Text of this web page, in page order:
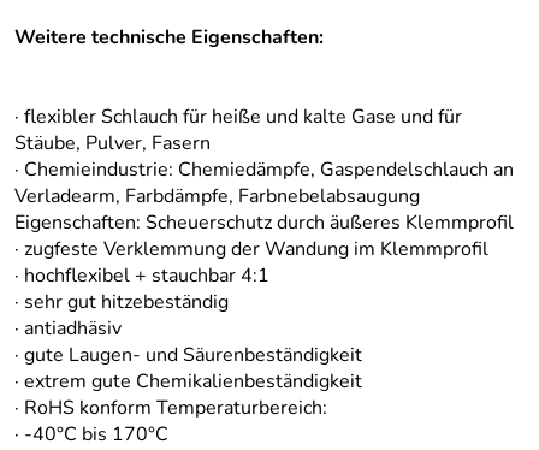
Weitere technische Eigenschaften:
· flexibler Schlauch für heiße und kalte Gase und für
Stäube, Pulver, Fasern
· Chemieindustrie: Chemiedämpfe, Gaspendelschlauch an
Verladearm, Farbdämpfe, Farbnebelabsaugung
Eigenschaften: Scheuerschutz durch äußeres Klemmprofil
· zugfeste Verklemmung der Wandung im Klemmprofil
· hochflexibel + stauchbar 4:1
· sehr gut hitzebeständig
· antiadhäsiv
· gute Laugen- und Säurenbeständigkeit
· extrem gute Chemikalienbeständigkeit
· RoHS konform Temperaturbereich:
· -40°C bis 170°C